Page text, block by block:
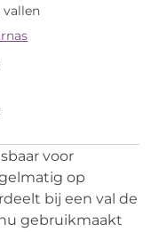
vallen
voor
op
bij een val de
gebruikmaakt